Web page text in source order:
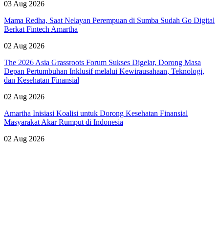
03 Aug 2026
Mama Redha, Saat Nelayan Perempuan di Sumba Sudah Go Digital
Berkat Fintech Amartha
02 Aug 2026
The 2026 Asia Grassroots Forum Sukses Digelar, Dorong Masa
Depan Pertumbuhan Inklusif melalui Kewirausahaan, Teknologi,
dan Kesehatan Finansial
02 Aug 2026
Amartha Inisiasi Koalisi untuk Dorong Kesehatan Finansial
Masyarakat Akar Rumput di Indonesia
02 Aug 2026